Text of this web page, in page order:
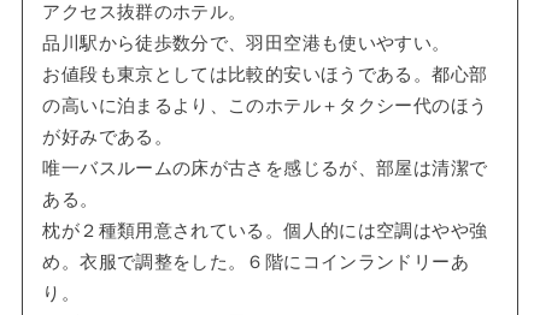
アクセス抜群のホテル。
品川駅から徒歩数分で、羽田空港も使いやすい。
お値段も東京としては比較的安いほうである。都心部
の高いに泊まるより、このホテル＋タクシー代のほう
が好みである。
唯一バスルームの床が古さを感じるが、部屋は清潔で
ある。
枕が２種類用意されている。個人的には空調はやや強
め。衣服で調整をした。６階にコインランドリーあ
り。